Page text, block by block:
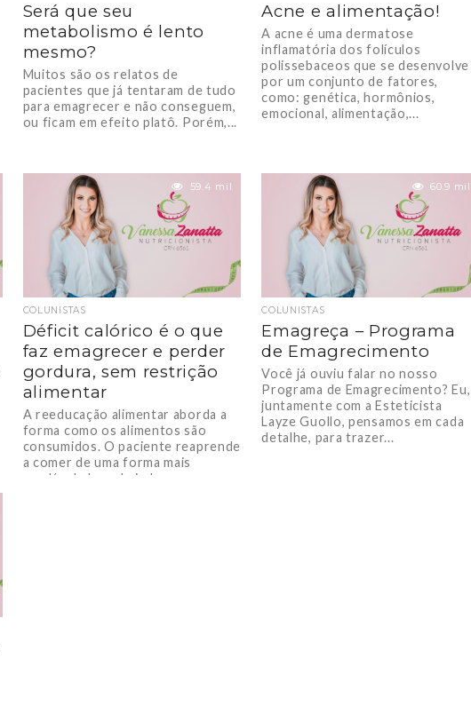
Será que seu
metabolismo é lento
mesmo?
Muitos são os relatos de
pacientes que já tentaram de tudo
para emagrecer e não conseguem,
ou ficam em efeito platô. Porém,...
Acne e alimentação!
A acne é uma dermatose
inflamatória dos folículos
polissebaceos que se desenvolve
por um conjunto de fatores,
como: genética, hormônios,
emocional, alimentação,...
59.4 mil
COLUNISTAS
Déficit calórico é o que
faz emagrecer e perder
gordura, sem restrição
alimentar
A reeducação alimentar aborda a
forma como os alimentos são
consumidos. O paciente reaprende
a comer de uma forma mais
saudável, descobrindo...
60.9 mil
COLUNISTAS
Emagreça – Programa
de Emagrecimento
Você já ouviu falar no nosso
Programa de Emagrecimento? Eu,
juntamente com a Esteticista
Layze Guollo, pensamos em cada
detalhe, para trazer...